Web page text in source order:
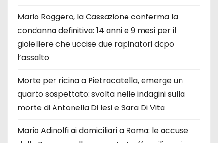
Mario Roggero, la Cassazione conferma la
condanna definitiva: 14 anni e 9 mesi per il
gioielliere che uccise due rapinatori dopo
l’assalto
Morte per ricina a Pietracatella, emerge un
quarto sospettato: svolta nelle indagini sulla
morte di Antonella Di Iesi e Sara Di Vita
Mario Adinolfi ai domiciliari a Roma: le accuse